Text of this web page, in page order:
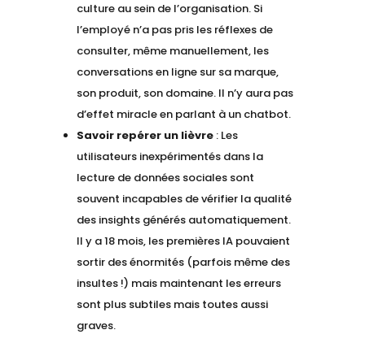
culture au sein de l’organisation. Si
l’employé n’a pas pris les réflexes de
consulter, même manuellement, les
conversations en ligne sur sa marque,
son produit, son domaine. Il n’y aura pas
d’effet miracle en parlant à un chatbot.
Savoir repérer un lièvre: Les
utilisateurs inexpérimentés dans la
lecture de données sociales sont
souvent incapables de vérifier la qualité
des insights générés automatiquement.
Il y a 18 mois, les premières IA pouvaient
sortir des énormités (parfois même des
insultes !) mais maintenant les erreurs
sont plus subtiles mais toutes aussi
graves.